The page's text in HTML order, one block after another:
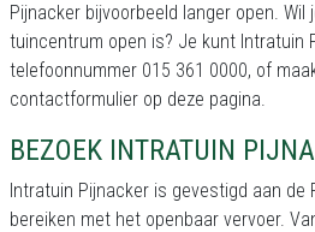
Pijnacker bijvoorbeeld langer open. Wil
tuincentrum open is? Je kunt Intratuin
telefoonnummer 015 361 0000, of
contactformulier op deze pagina.
BEZOEK INTRATUIN
Intratuin Pijnacker is gevestigd aan de
bereiken met het openbaar vervoer.